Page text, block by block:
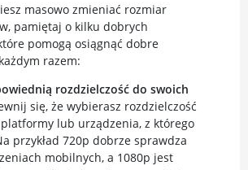
masowo zmieniać rozmiar
pamiętaj o kilku dobrych
pomogą osiągnąć dobre
razem:
rozdzielczość do swoich
się, że wybierasz rozdzielczość
lub urządzenia, z którego
przykład 720p dobrze sprawdza
mobilnych, a 1080p jest